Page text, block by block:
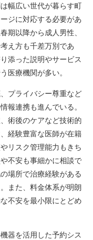
幅広い世代が暮らす町
ジに対応する必要があ
期以降から成人男性、
え方も千差万別であ
添った説明やサービス
医療機関が多い。
プライバシー尊重など
報連携も進んでいる。
術後のケアなど技術的
経験豊富な医師が在籍
リスク管理能力もきち
不安も事細かに相談で
場所で治療経験がある
また、料金体系が明朗
不安を最小限にとどめ
器を活用した予約シス